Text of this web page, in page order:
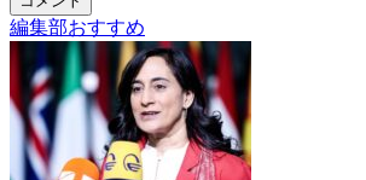
編集部おすすめ